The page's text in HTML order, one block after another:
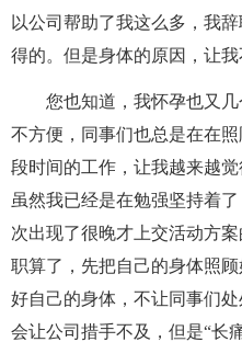
以公司帮助了我这么多，我
得的。但是身体的原因，让我
您也知道，我怀孕也又
不方便，同事们也总是在在
段时间的工作，让我越来越
虽然我已经是在勉强坚持着
次出现了很晚才上交活动方
职算了，先把自己的身体照
好自己的身体，不让同事们
会让公司措手不及，但是“长